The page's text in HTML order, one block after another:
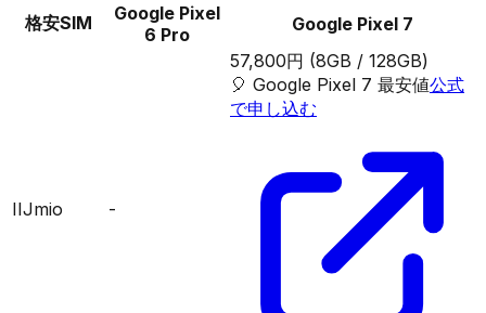
格安SIM
Google Pixel
6 Pro
Google Pixel 7
IIJmio -
57,800円 (8GB / 128GB)
🎈 Google Pixel 7 最安値公式
で申し込む